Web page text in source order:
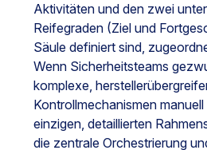
Aktivitäten und den zwei
Reifegraden (Ziel und
Säule definiert sind,
Wenn Sicherheitsteams
komplexe,
Kontrollmechanismen
einzigen, detaillierten
die zentrale Orchestrierung